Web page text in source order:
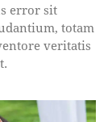
error sit
totam
veritatis